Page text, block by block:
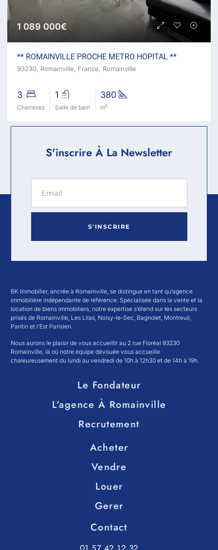
1 089 000€
** ROMAINVILLE PROCHE METRO HOPITAL **
93230, Romainville, France, Romainville
3
Chambres
1
Salle de bain
380
m²
S'inscrire À La Newsletter
S'INSCRIRE
BK Immobilier, ancrée à Romainville, se distingue en tant qu’agence
immobilière indépendante de référence. Spécialisée dans la vente et la
location de biens immobiliers, notre expertise s’étend sur les secteurs
prisés de Romainville, Les Lilas, Noisy-le-Sec, Bagnolet, Montreuil,
Pantin et l’Est Parisien.
Nous aurons le plaisir de vous accueillir au 2 rue Floréal 93230
Romainville, là où notre équipe dévouée vous accueille
chaleureusement du lundi au vendredi de 10h à 12h30 et de 14h à 19h.
Le Fondateur
L'agence À Romainville
Recrutement
Acheter
Vendre
Louer
Gerer
Contact